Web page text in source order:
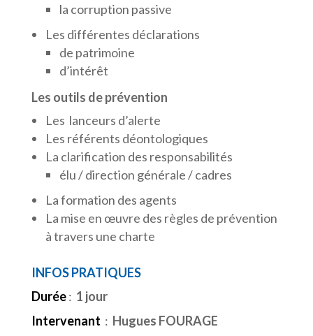
la corruption passive
Les différentes déclarations
de patrimoine
d’intérêt
Les outils de prévention
Les lanceurs d’alerte
Les référents déontologiques
La clarification des responsabilités
élu / direction générale / cadres
La formation des agents
La mise en œuvre des règles de prévention
à travers une charte
INFOS PRATIQUES
Durée: 1 jour
Intervenant : Hugues FOURAGE